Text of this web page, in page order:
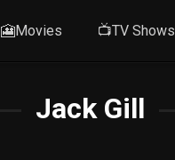
🎦Movies 📺TV Shows
Jack Gill